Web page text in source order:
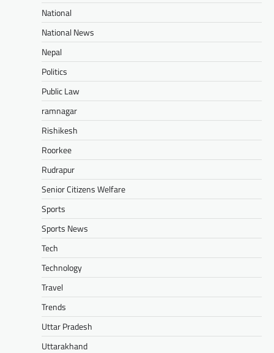
National
National News
Nepal
Politics
Public Law
ramnagar
Rishikesh
Roorkee
Rudrapur
Senior Citizens Welfare
Sports
Sports News
Tech
Technology
Travel
Trends
Uttar Pradesh
Uttarakhand